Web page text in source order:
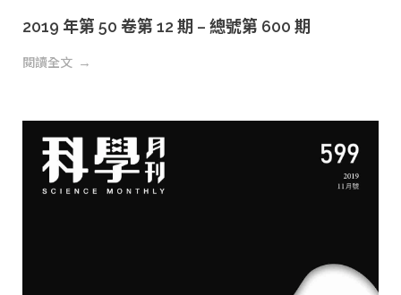
2019 年第 50 卷第 12 期 – 總號第 600 期
閱讀全文